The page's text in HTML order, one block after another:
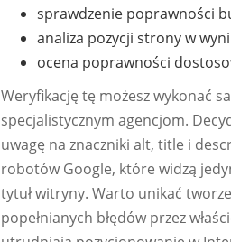
sprawdzenie poprawności
analiza pozycji strony w
ocena poprawności
Weryfikację tę możesz wykonać
specjalistycznym agencjom.
uwagę na znaczniki alt, title i
robotów Google, które widzą
tytuł witryny. Warto unikać
popełnianych błędów przez